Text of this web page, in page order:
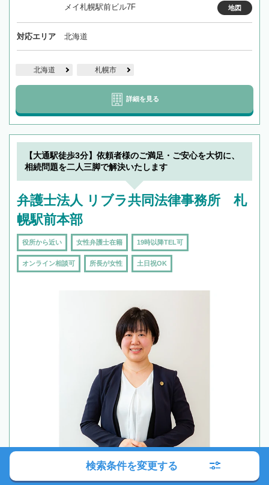
メイ札幌駅前ビル7F
地図
対応エリア 北海道
北海道 札幌市
詳細を見る
【大通駅徒歩3分】依頼者様のご満足・ご安心を大切に、
相続問題を二人三脚で解決いたします
弁護士法人 リブラ共同法律事務所 札
幌駅前本部
役所から近い 女性弁護士在籍 19時以降TEL可
オンライン相談可 所長が女性 土日祝OK
検索条件を変更する